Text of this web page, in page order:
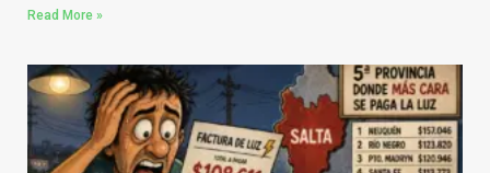
Read More »